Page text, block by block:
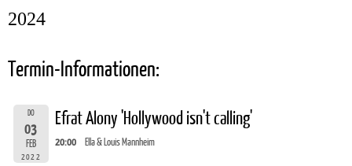
2024
Termin-Informationen:
DO
03
FEB
2022
Efrat Alony 'Hollywood isn't calling'
20:00 Ella & Louis Mannheim